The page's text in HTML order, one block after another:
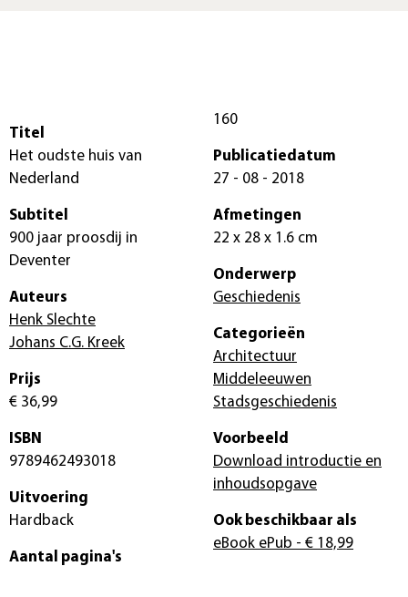
Titel
Het oudste huis van
Nederland
Subtitel
900 jaar proosdij in
Deventer
Auteurs
Henk Slechte
Johans C.G. Kreek
Prijs
€ 36,99
ISBN
9789462493018
Uitvoering
Hardback
Aantal pagina's
160
Publicatiedatum
27 - 08 - 2018
Afmetingen
22 x 28 x 1.6 cm
Onderwerp
Geschiedenis
Categorieën
Architectuur
Middeleeuwen
Stadsgeschiedenis
Voorbeeld
Download introductie en
inhoudsopgave
Ook beschikbaar als
eBook ePub - € 18,99